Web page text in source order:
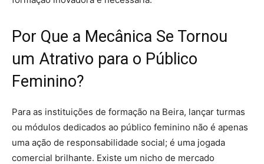
Por Que a Mecânica Se Tornou
um Atrativo para o Público
Feminino?
Para as instituições de formação na Beira, lançar turmas
ou módulos dedicados ao público feminino não é apenas
uma ação de responsabilidade social; é uma jogada
comercial brilhante. Existe um nicho de mercado